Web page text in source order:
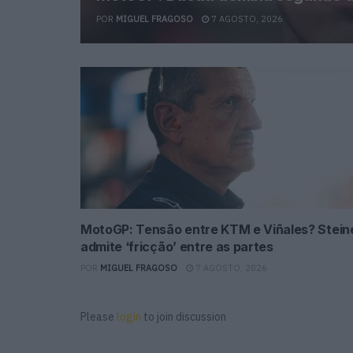
POR MIGUEL FRAGOSO 7 AGOSTO, 2026
MotoGP: Tensão entre KTM e Viñales?
admite ‘fricção’ entre as partes
MIGUEL FRAGOSO 7 AGOSTO, 2026
Please login to join discussion